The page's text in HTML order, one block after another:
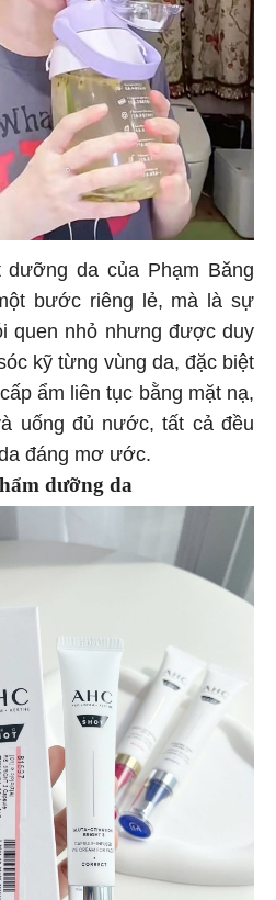
dưỡng da của Phạm Băng
bước riêng lẻ, mà là sự
quen nhỏ nhưng được duy
kỹ từng vùng da, đặc biệt
ẩm liên tục bằng mặt nạ,
uống đủ nước, tất cả đều
đáng mơ ước.
dưỡng da